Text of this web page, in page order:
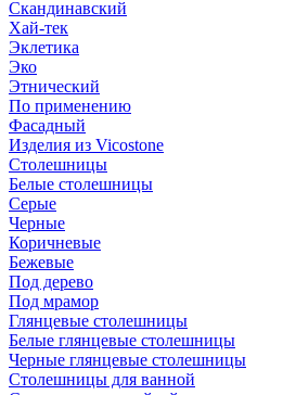
Скандинавский
Хай-тек
Эклетика
Эко
Этнический
По применению
Фасадный
Изделия из Vicostone
Столешницы
Белые столешницы
Серые
Черные
Коричневые
Бежевые
Под дерево
Под мрамор
Глянцевые столешницы
Белые глянцевые столешницы
Черные глянцевые столешницы
Столешницы для ванной